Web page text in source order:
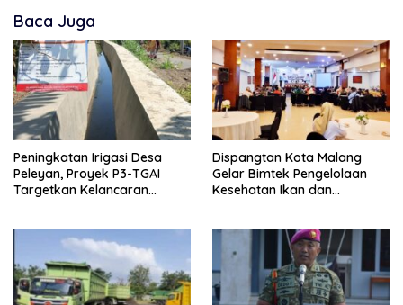
Baca Juga
Peningkatan Irigasi Desa
Peleyan, Proyek P3-TGAI
Targetkan Kelancaran
Dispangtan Kota Malang
Gelar Bimtek Pengelolaan
Kesehatan Ikan dan